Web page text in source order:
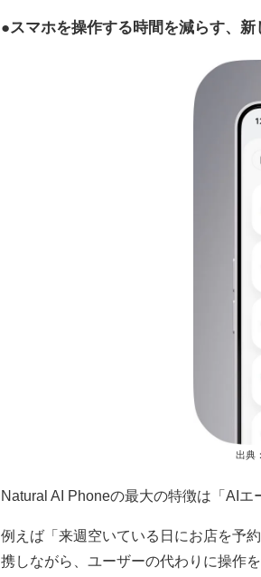
スマホを操作する時間を減らす、新
出典：
Natural AI Phoneの最大の特徴は「AIエ
例えば「来週空いている日にお店を予
携しながら、ユーザーの代わりに操作